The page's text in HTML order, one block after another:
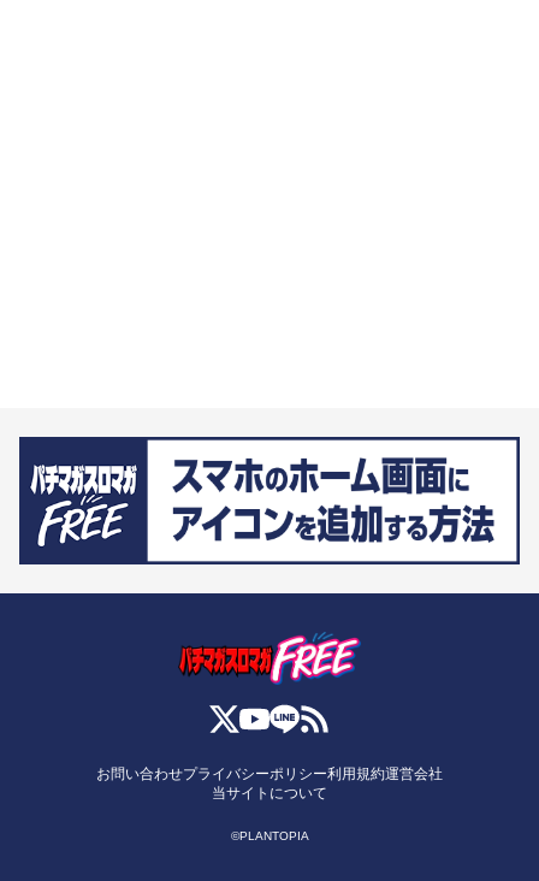
お問い合わせプライバシーポリシー利用規約運営会社
当サイトについて
©PLANTOPIA